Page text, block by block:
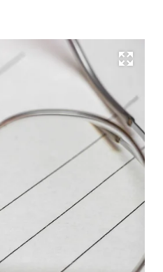
Развернуть на весь экран